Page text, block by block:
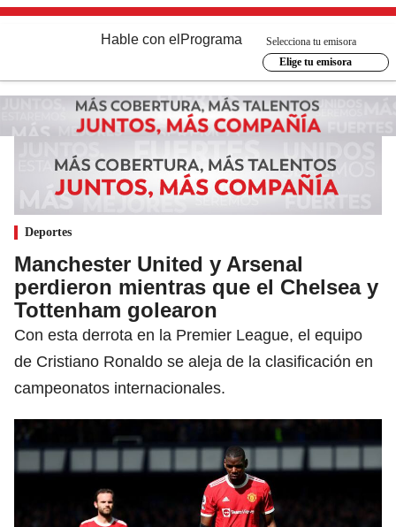
Hable con el Programa
Selecciona tu emisora
Elige tu emisora
Deportes
Manchester United y Arsenal
perdieron mientras que el Chelsea y
Tottenham golearon
Con esta derrota en la Premier League, el equipo
de Cristiano Ronaldo se aleja de la clasificación en
campeonatos internacionales.